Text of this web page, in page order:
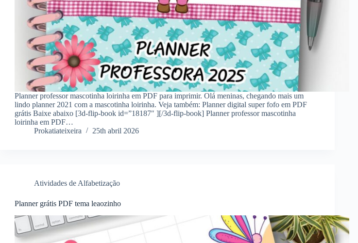
Planner professor mascotinha loirinha em PDF para imprimir. Olá meninas, chegando mais um
lindo planner 2021 com a mascotinha loirinha. Veja também: Planner digital super fofo em PDF
grátis Baixe abaixo [3d-flip-book id=”18187″ ][/3d-flip-book] Planner professor mascotinha
loirinha em PDF…
Prokatiateixeira
25th abril 2026
Atividades de Alfabetização
Planner grátis PDF tema leaozinho